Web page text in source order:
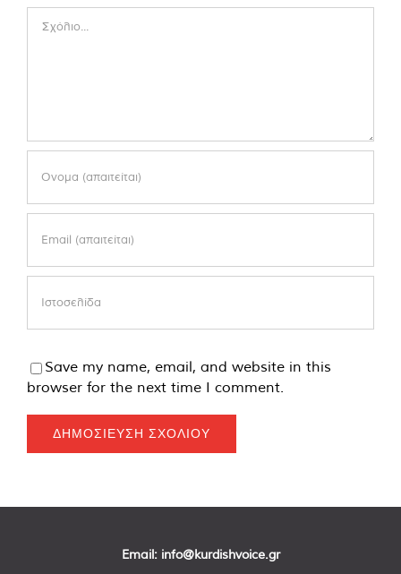
Save my name, email, and website in this
browser for the next time I comment.
Email: info@kurdishvoice.gr